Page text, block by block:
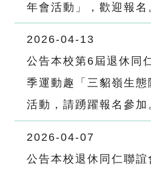
年會活動」，歡迎報名
2026-04-13
公告本校第6屆退休同
季運動趣「三貂嶺生態
活動，請踴躍報名參加
2026-04-07
公告本校退休同仁聯